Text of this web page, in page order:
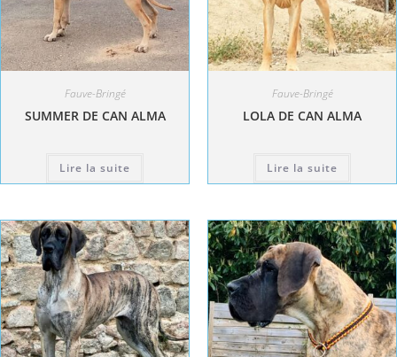
Fauve-Bringé
SUMMER DE CAN ALMA
Lire la suite
Fauve-Bringé
LOLA DE CAN ALMA
Lire la suite